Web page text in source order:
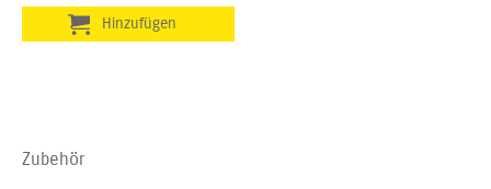
Zubehör